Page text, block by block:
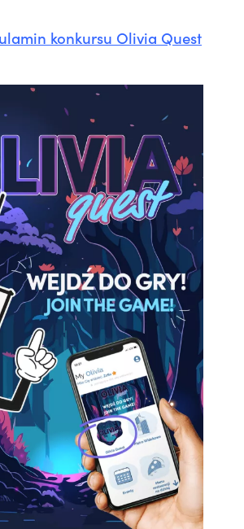
konkursu Olivia Quest